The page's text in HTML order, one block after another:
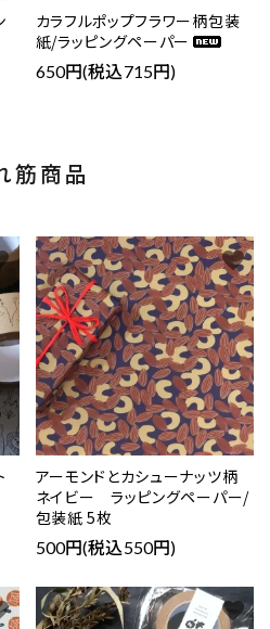
カラフルポップフラワー柄包装
紙/ラッピングペーパー
650円(税込715円)
筋商品
アーモンドとカシューナッツ柄
ネイビー ラッピングペーパー/
包装紙 5枚
500円(税込550円)
favorite
favorite